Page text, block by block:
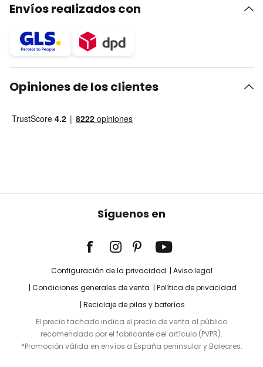
Envíos realizados con
Opiniones de los clientes
Síguenos en
Configuración de la privacidad
Aviso legal
Condiciones generales de venta
Política de privacidad
Reciclaje de pilas y baterías
El precio tachado indica el precio de venta al público
recomendado por el fabricante del artículo (PVPR).
*Promoción válida en envíos a España peninsular y Baleares.